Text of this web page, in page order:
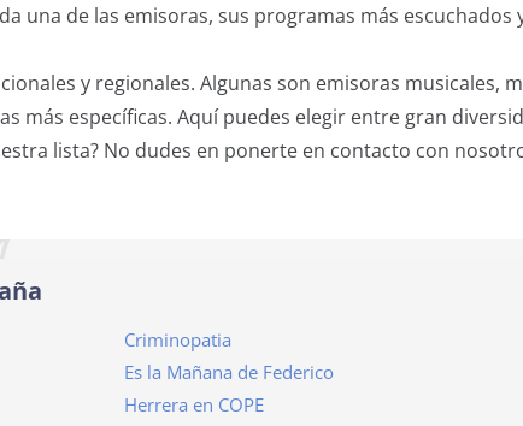
una de las emisoras, sus programas más
y regionales. Algunas son emisoras musicales,
más específicas. Aquí puedes elegir entre gran
lista? No dudes en ponerte en contacto con
Criminopatia
Es la Mañana de Federico
Herrera en COPE